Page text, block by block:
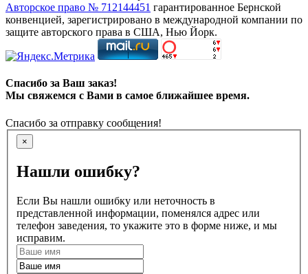
Авторское право № 712144451 гарантированное Бернской
конвенцией, зарегистрировано в международной компании по
защите авторского права в США, Нью Йорк.
Спасибо за Ваш заказ!
Мы свяжемся с Вами в самое ближайшее время.
Спасибо за отправку сообщения!
×
Нашли ошибку?
Если Вы нашли ошибку или неточность в
представленной информации, поменялся адрес или
телефон заведения, то укажите это в форме ниже, и мы
исправим.